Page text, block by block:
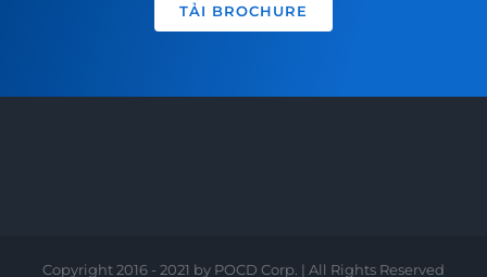
TẢI BROCHURE
Copyright 2016 - 2021 by POCD Corp. | All Rights Reserved